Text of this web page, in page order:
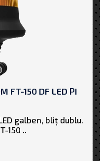
FT-150 DF LED PI
galben, bliț dublu.
150 ..